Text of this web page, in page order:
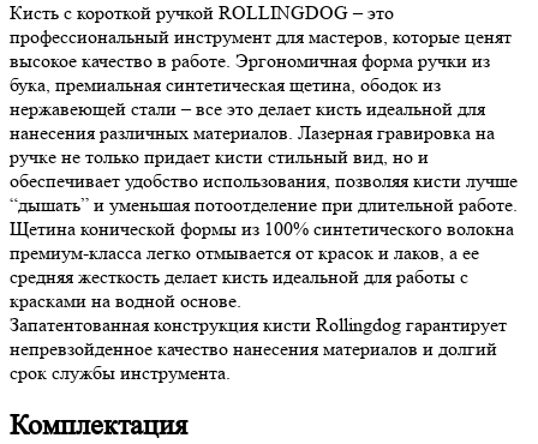
Кисть с короткой ручкой ROLLINGDOG – это
профессиональный инструмент для мастеров, которые ценят
высокое качество в работе. Эргономичная форма ручки из
бука, премиальная синтетическая щетина, ободок из
нержавеющей стали – все это делает кисть идеальной для
нанесения различных материалов. Лазерная гравировка на
ручке не только придает кисти стильный вид, но и
обеспечивает удобство использования, позволяя кисти лучше
“дышать” и уменьшая потоотделение при длительной работе.
Щетина конической формы из 100% синтетического волокна
премиум-класса легко отмывается от красок и лаков, а ее
средняя жесткость делает кисть идеальной для работы с
красками на водной основе.
Запатентованная конструкция кисти Rollingdog гарантирует
непревзойденное качество нанесения материалов и долгий
срок службы инструмента.
Комплектация